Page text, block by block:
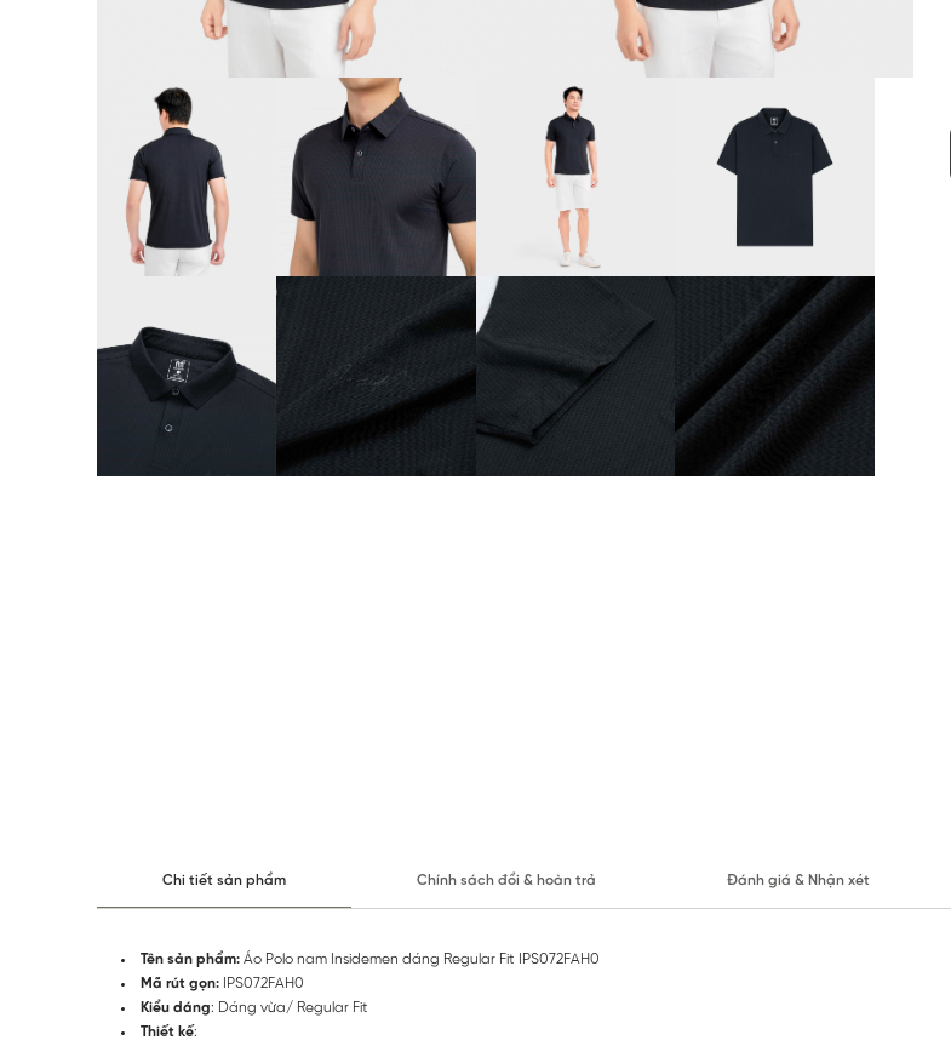
Chi tiết sản phẩm Chính sách đổi & hoàn trả Đánh giá & Nhận xét
Tên sản phẩm: Áo Polo nam Insidemen dáng Regular Fit IPS072FAH0
Mã rút gọn: IPS072FAH0
Kiểu dáng: Dáng vừa/ Regular Fit
Thiết kế: